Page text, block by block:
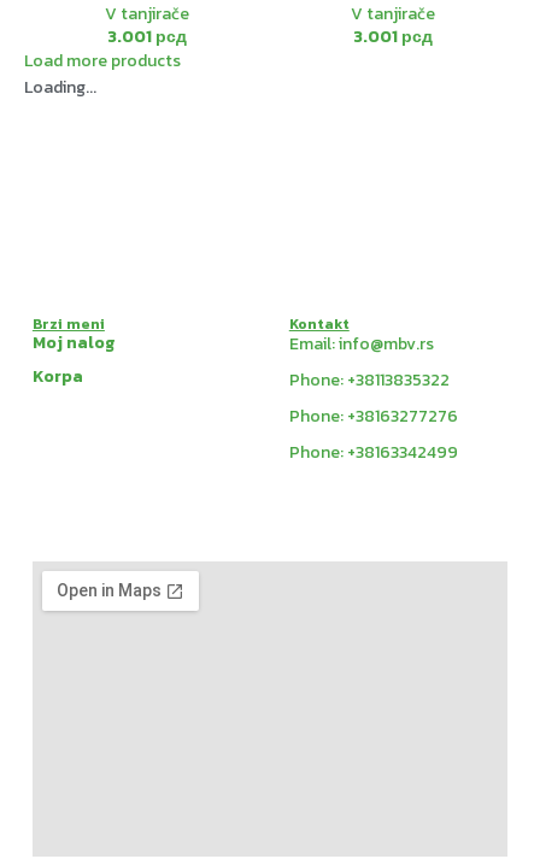
V tanjirače
3.001рсд
V tanjirače
3.001рсд
Load more products
Loading...
Brzi meni
Moj nalog
Korpa
Kontakt
Email: info@mbv.rs
Phone: +38113835322
Phone: +38163277276
Phone: +38163342499